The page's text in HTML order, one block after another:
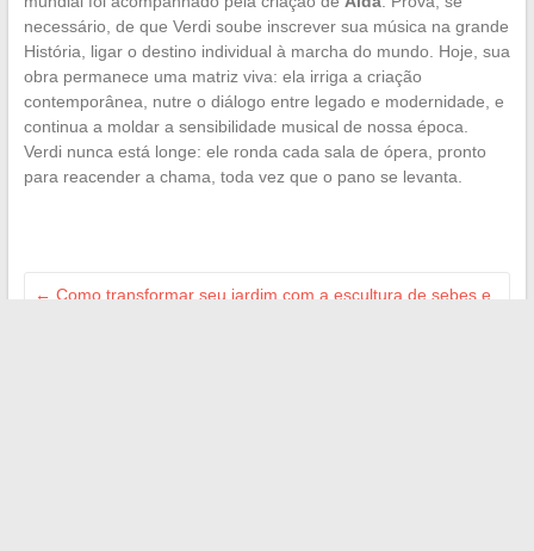
necessário, de que Verdi soube inscrever sua música na grande
História, ligar o destino individual à marcha do mundo. Hoje, sua
obra permanece uma matriz viva: ela irriga a criação
contemporânea, nutre o diálogo entre legado e modernidade, e
continua a moldar a sensibilidade musical de nossa época.
Verdi nunca está longe: ele ronda cada sala de ópera, pronto
para reacender a chama, toda vez que o pano se levanta.
← Como transformar seu jardim com a escultura de sebes e